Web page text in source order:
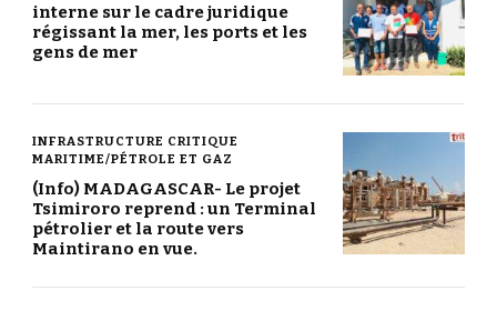
interne sur le cadre juridique
régissant la mer, les ports et les
gens de mer
INFRASTRUCTURE CRITIQUE
MARITIME/PÉTROLE ET GAZ
(Info) MADAGASCAR- Le projet
Tsimiroro reprend : un Terminal
pétrolier et la route vers
Maintirano en vue.